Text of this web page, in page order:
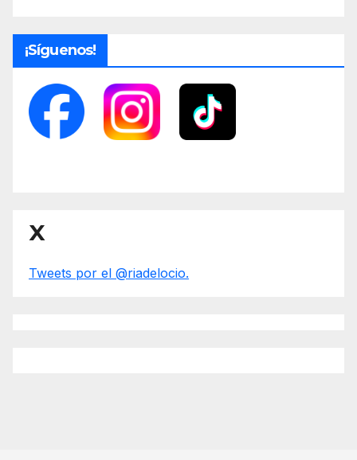
¡Síguenos!
X
Tweets por el @riadelocio.